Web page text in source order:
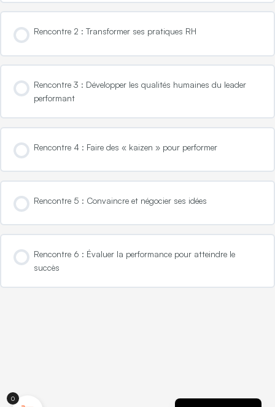
Vous préparer à la formation
Profil NOVA – Analyse psychométrique personnelle
Rencontre 2 : Transformer ses pratiques RH
Rencontre 3 : Développer les qualités humaines du leader
performant
Rencontre 4 : Faire des « kaizen » pour performer
Rencontre 5 : Convaincre et négocier ses idées
Rencontre 6 : Évaluer la performance pour atteindre le
succès
0